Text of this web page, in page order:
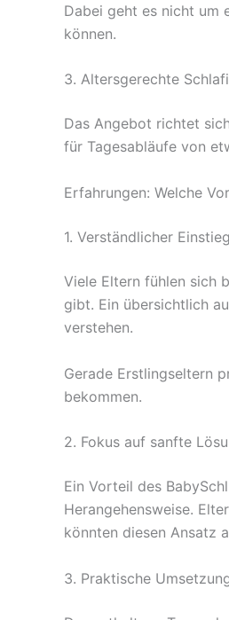
Dabei geht es nicht um
können.
3. Altersgerechte
Das Angebot richtet
für Tagesabläufe von
Erfahrungen: Welche
1. Verständlicher
Viele Eltern fühlen sich
gibt. Ein übersichtlich
verstehen.
Gerade Erstlingseltern
bekommen.
2. Fokus auf sanfte
Ein Vorteil des
Herangehensweise.
könnten diesen Ansatz
3. Praktische